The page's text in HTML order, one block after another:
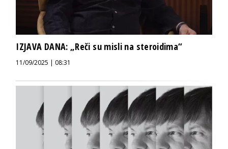
IZJAVA DANA: „Reči su misli na steroidima“
11/09/2025 | 08:31